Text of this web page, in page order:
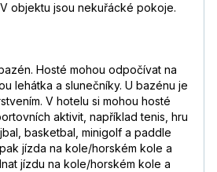
objektu jsou nekuřácké pokoje.
Hosté mohou odpočívat na
lehátka a slunečníky. U bazénu je
V hotelu si mohou hosté
aktivit, například tenis, hru
basketbal, minigolf a paddle
jízda na kole/horském kole a
jízdu na kole/horském kole a